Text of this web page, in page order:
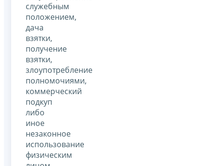
служебным
положением,
дача
взятки,
получение
взятки,
злоупотребление
полномочиями,
коммерческий
подкуп
либо
иное
незаконное
использование
физическим